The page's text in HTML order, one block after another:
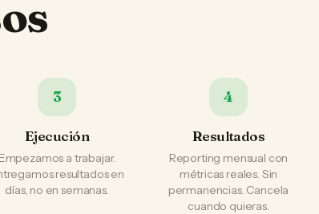
3
Ejecución
Empezamos a trabajar.
resultados en
días, no en semanas.
4
Resultados
Reporting mensual con
métricas reales. Sin
permanencias. Cancela
cuando quieras.